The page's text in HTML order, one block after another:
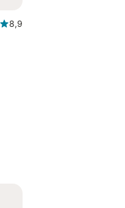
8,9